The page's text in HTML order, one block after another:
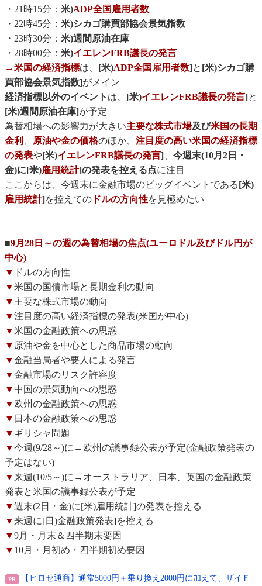
・21時15分： 米)ADP全国雇用者数
・22時45分： 米)シカゴ購買部協会景気指数
・23時30分： 米)週間原油在庫
・28時00分： 米)イエレンFRB議長の発言
→米国の経済指標は、 [米)ADP全国雇用者数]と [米)シカゴ購
買部協会景気指数]がメイン
経済指標以外のイベント は、 [米)イエレンFRB議長の発言]と
[米)週間原油在庫]が予定
為替相場への影響力が大きい主要な株式市場及び米国の長期
金利 、 原油や金の価格のほか、 注目度の高い米国の経済指標
の発表や[米)イエレンFRB議長の発言]、 今週末(10月2日・
金)に[米)雇用統計]の発表を控える点に注目
ここからは、今週末に金融市場のビッグイベントである[米)
雇用統計]を控えての ドルの方向性を見極めたい
■9月28日～の週の為替相場の焦点(ユーロドル及びドル円が
中心)
▼ ドルの方向性
▼米国の国債市場と長期金利の動向
▼ 主要な株式市場の動向
▼注目度の高い経済指標の発表(米国が中心)
▼米国の金融政策への思惑
▼ 原油や金を中心とした商品市場の動向
▼金融当局者や要人による発言
▼金融市場のリスク許容度
▼ 中国の景気動向への思惑
▼ 欧州の金融政策への思惑
▼ 日本の金融政策への思惑
▼ ギリシャ問題
▼今週(9/28～)に→欧州の議事録公表が予定(金融政策発表の
予定はない)
▼来週(10/5～)に→オーストラリア、日本、英国の金融政策
発表と米国の議事録公表が予定
▼週末(2日・金)に[米)雇用統計]の発表を控える
▼来週に[日)金融政策発表]を控える
▼9月・月末＆四半期末要因
▼ 10月・月初め・四半期初め要因
【ヒロセ通商】通常5000円＋乗り換え2000円に加えて、ザイＦ